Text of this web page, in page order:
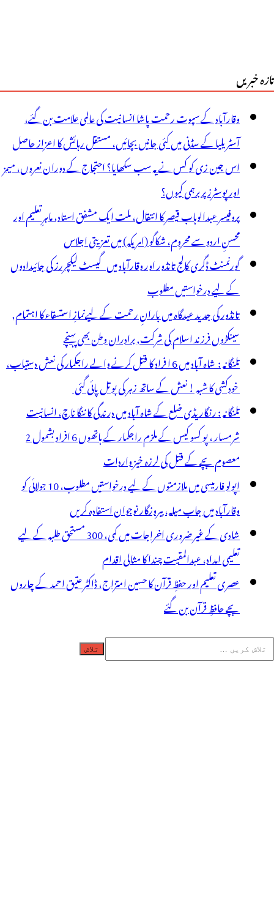
تازہ خبریں
وقارآباد کے سپوت رحمت پاشا انسانیت کی عالمی علامت بن گئے،
آسٹریلیا کے سڈنی میں کئی جانیں بچائیں، مستقل رہائش کا اعزاز حاصل
اس جین زی کو کس نے یہ سب سکھایا؟ احتجاج کے دوران نعروں، میمز
اور پوسٹرز پر برہمی کیوں؟
پروفیسر عبدالوہاب قیصر کا انتقال، ملت ایک مشفق استاد، ماہرِتعلیم اور
محسنِ اردو سے محروم، شکاگو (امریکہ) میں تعزیتی اجلاس
گورنمنٹ ڈگری کالج تانڈور اور وقارآباد میں گیسٹ لیکچررز کی جائیدادوں
کے لیے درخواستیں مطلوب
تانڈور کی جدید عیدگاہ میں بارانِ رحمت کے لیےنمازِ استسقاء کا اہتمام,
سینکڑوں فرزند اسلام کی شرکت, برادران وطن بھی پہنچے
تلنگانہ : شاہ آباد میں 6 ا فراد کا قتل کرنے والے راجکمار کی نعش دستیاب،
خودکشی کا شبہ ! نعش کے ساتھ زہر کی بوتل پائی گئی
تلنگانہ : رنگاریڈی ضلع کے شاہ آباد میں درندگی کا ننگا ناچ، انسانیت
شرمسار ، پو کسو کیس کے ملزم راجکمار کے ہاتھوں 6 افراد بشمول 2
معصوم بچے کے قتل کی لرزہ خیز واردات
اپولو فارمیسی میں ملازمتوں کے لیے درخواستیں مطلوب، 10 جولائی کو
وقارآباد میں جاب میلہ، بیروزگار نوجوان استفادہ کریں
شادی کے غیر ضروری اخراجات میں کمی، 300 مستحق طلبہ کے لیے
تعلیمی امداد، عبدالمقیت چندا کا مثالی اقدام
عصری تعلیم اور حفظِ قرآن کا حسین امتزاج، ڈاکٹر عتیق احمد کے چاروں
بچے حافظِ قرآن بن گئے